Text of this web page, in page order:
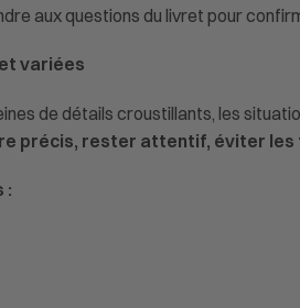
aux questions du livret pour
variées
de détails croustillants, les
précis, rester attentif, éviter
: